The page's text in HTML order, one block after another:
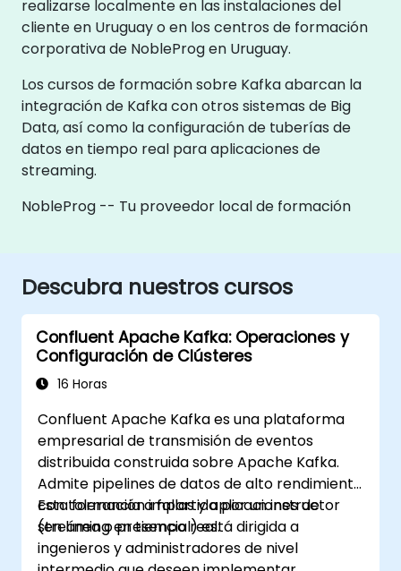
realizarse localmente en las instalaciones del
cliente en Uruguay o en los centros de formación
corporativa de NobleProg en Uruguay.
Los cursos de formación sobre Kafka abarcan la
integración de Kafka con otros sistemas de Big
Data, así como la configuración de tuberías de
datos en tiempo real para aplicaciones de
streaming.
NobleProg -- Tu proveedor local de formación
Descubra nuestros cursos
Confluent Apache Kafka: Operaciones y
Configuración de Clústeres
16 Horas
Confluent Apache Kafka es una plataforma
empresarial de transmisión de eventos
distribuida construida sobre Apache Kafka.
Admite pipelines de datos de alto rendimiento
con tolerancia a fallas y aplicaciones de
streaming en tiempo real.
Esta formación impartida por un instructor
(en línea o presencial) está dirigida a
ingenieros y administradores de nivel